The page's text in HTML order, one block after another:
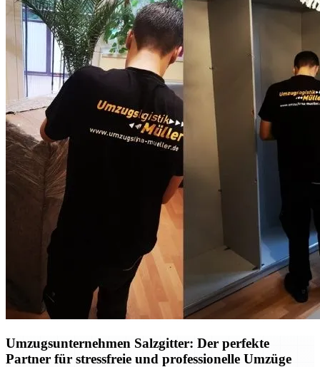
Umzugsunternehmen Salzgitter: Der perfekte
Partner für stressfreie und professionelle Umzüge